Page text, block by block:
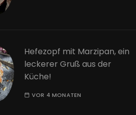
Hefezopf mit Marzipan, ein
leckerer Gruß aus der
Küche!
VOR 4 MONATEN